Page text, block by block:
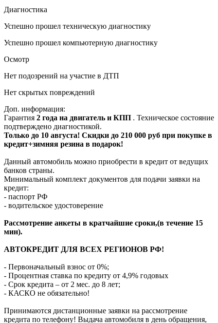
Диагностика
Успешно прошел техническую диагностику
Успешно прошел компьютерную диагностику
Осмотр
Нет подозрений на участие в ДТП
Нет скрытых повреждений
Доп. информация:
Гарантия 2 года на двигатель и КПП . Техническое состояние
подтверждено диагностикой.
Только до 10 августа! Скидки до 210 000 руб при покупке в
кредит+зимняя резина в подарок!
Данный автомобиль можно приобрести в кредит от ведущих
банков страны.
Минимальный комплект документов для подачи заявки на
кредит:
- паспорт РФ
- водительское удостоверение
Рассмотрение анкеты в кратчайшие сроки,(в течение 15
мин).
АВТОКРЕДИТ ДЛЯ ВСЕХ РЕГИОНОВ РФ!
- Первоначальный взнос от 0%;
- Процентная ставка по кредиту от 4,9% годовых
- Срок кредита – от 2 мес. до 8 лет;
- КАСКО не обязательно!
Принимаются дистанционные заявки на рассмотрение
кредита по телефону! Выдача автомобиля в день обращения,